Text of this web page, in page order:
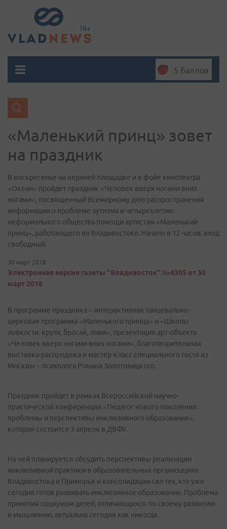
5 баллов
«Маленький принц» зовет
на праздник
В воскресенье на верхней площадке и в фойе кинотеатра
«Океан» пройдет праздник «Человек вверх ногами вниз
ногами», посвященный Всемирному дню распространения
информации о проблеме аутизма и четырехлетию
неформального общества помощи аутистам «Маленький
принц», работающего во Владивостоке. Начало в 12 часов, вход
свободный.
30 март 2018
Электронная версия газеты "Владивосток" №4305 от 30
март 2018
В программе праздника – интерактивная танцевально-
цирковая программа «Маленького принца» и «Школы
ловкости: крути, бросай, лови», презентация арт-объекта
«Человек вверх ногами вниз ногами», благотворительная
выставка-распродажа и мастер-класс специального гостя из
Москвы – психолога Романа Золотовицкого.
Праздник пройдет в рамках Всероссийской научно-
практической конференции «Педагог нового поколения:
проблемы и перспективы инклюзивного образования»,
которая состоится 3 апреля в ДВФУ.
На ней планируется обсудить перспективы реализации
инклюзивной практики в образовательных организациях
Владивостока и Приморья и консолидации сил тех, кто уже
сегодня готов развивать инклюзивное образование. Проблема
принятия социумом детей, отличающихся по своему развитию
и мышлению, актуальна сегодня как никогда.